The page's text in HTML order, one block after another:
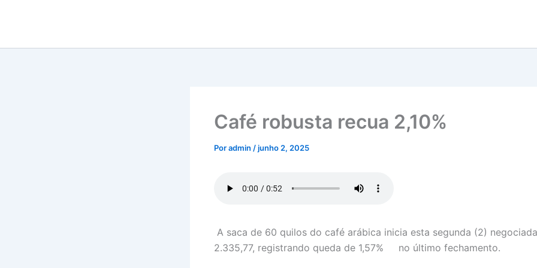
Café robusta recua 2,10%
Poradmin /junho 2, 2025
A saca de 60 quilos do café arábica inicia esta segunda (2)
2.335,77, registrando queda de 1,57% no último fechamento.